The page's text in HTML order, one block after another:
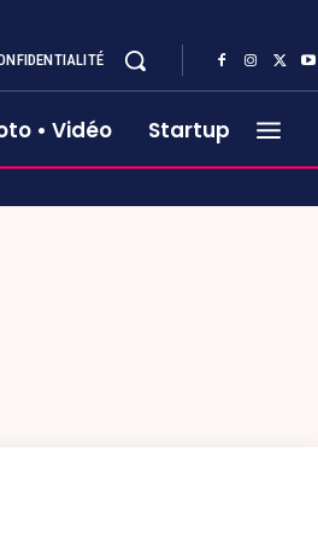
• Vidéo Startup